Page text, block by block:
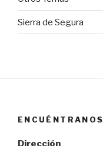
Sierra de Segura
ENCUÉNTRANOS
Dirección